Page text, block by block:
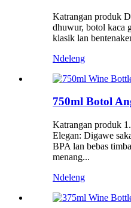
Katrangan produk
dhuwur, botol kaca
klasik lan
Ndeleng
750ml Botol
Katrangan produk
Elegan: Digawe
BPA lan bebas
menang...
Ndeleng